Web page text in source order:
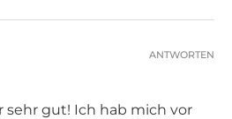
sehr gut! Ich hab mich vor
ANTWORTEN